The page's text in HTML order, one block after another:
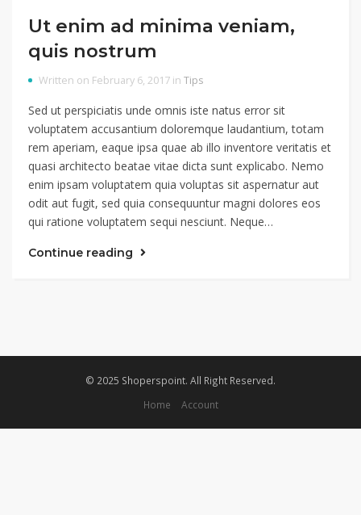
Ut enim ad minima veniam,
quis nostrum
Written on February 6, 2017 in Tips
Sed ut perspiciatis unde omnis iste natus error sit
voluptatem accusantium doloremque laudantium, totam
rem aperiam, eaque ipsa quae ab illo inventore veritatis et
quasi architecto beatae vitae dicta sunt explicabo. Nemo
enim ipsam voluptatem quia voluptas sit aspernatur aut
odit aut fugit, sed quia consequuntur magni dolores eos
qui ratione voluptatem sequi nesciunt. Neque…
Continue reading
© 2025 Shoperspoint. All Right Reserved.
Home
Account